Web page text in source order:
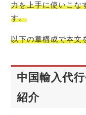
力を上手に使いこな
す。
以下の章構成で本文
中国輸入代
紹介